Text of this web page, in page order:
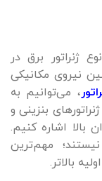
ژنراتور برق در
نیروی مکانیکی
، می‌توانیم به
بنزینی و
بالا اشاره کنیم.
مهم‌ترین
بالاتر.